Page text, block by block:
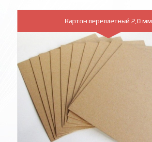
Картон переплетный 2,0 мм